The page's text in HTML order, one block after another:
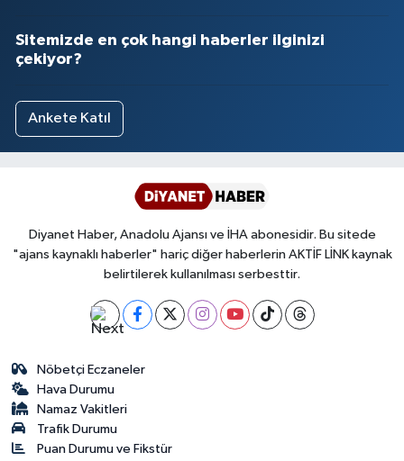
Sitemizde en çok hangi haberler ilginizi
çekiyor?
Ankete Katıl
Diyanet Haber, Anadolu Ajansı ve İHA abonesidir. Bu sitede
"ajans kaynaklı haberler" hariç diğer haberlerin AKTİF LİNK kaynak
belirtilerek kullanılması serbesttir.
Nöbetçi Eczaneler
Hava Durumu
Namaz Vakitleri
Trafik Durumu
Puan Durumu ve Fikstür